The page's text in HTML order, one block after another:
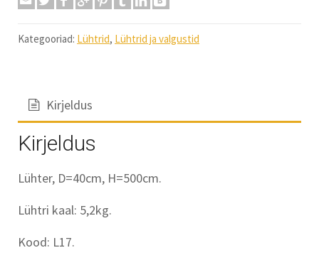
Kategooriad: Lühtrid, Lühtrid ja valgustid
Kirjeldus
Kirjeldus
Lühter, D=40cm, H=500cm.
Lühtri kaal: 5,2kg.
Kood: L17.